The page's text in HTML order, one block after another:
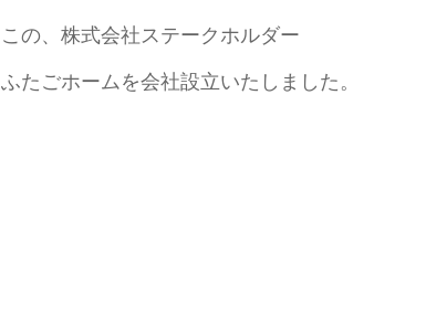
この、株式会社ステークホルダー
ふたごホームを会社設立いたしました。